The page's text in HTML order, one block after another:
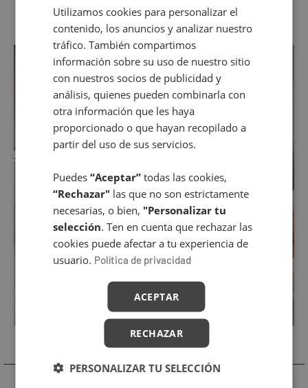
Productos Relacionados
SPANISH
ENGLISH
Utilizamos cookies para personalizar el
contenido, los anuncios y analizar nuestro
tráfico. También compartimos
información sobre su uso de nuestro sitio
con nuestros socios de publicidad y
análisis, quienes pueden combinarla con
otra información que les haya
proporcionado o que hayan recopilado a
partir del uso de sus servicios.
Puedes“Aceptar” todas las cookies,
“Rechazar" las que no son estrictamente
necesarias, o bien, "Personalizar tu
selección. Ten en cuenta que rechazar las
cookies puede afectar a tu experiencia de
usuario. Política de privacidad
ACEPTAR
RECHAZAR
PERSONALIZAR TU SELECCIÓN